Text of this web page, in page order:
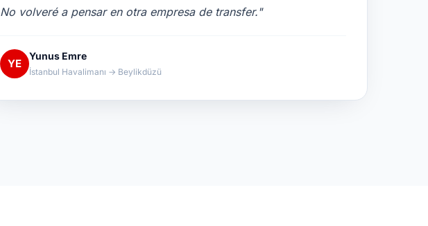
No volveré a pensar en otra empresa de transfer."
YE
Yunus Emre
İstanbul Havalimanı → Beylikdüzü